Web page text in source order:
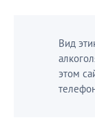
Вид
этом